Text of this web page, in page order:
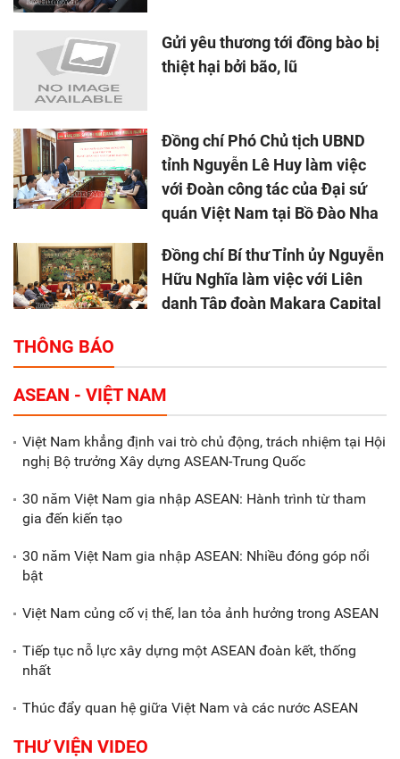
Gửi yêu thương tới đồng bào bị
thiệt hại bởi bão, lũ
Đồng chí Phó Chủ tịch UBND
tỉnh Nguyễn Lê Huy làm việc
với Đoàn công tác của Đại sứ
quán Việt Nam tại Bồ Đào Nha
Đồng chí Bí thư Tỉnh ủy Nguyễn
Hữu Nghĩa làm việc với Liên
danh Tập đoàn Makara Capital
Tổng thu ngân sách nhà nước 9
tháng đầu năm 2025 đạt trên
70.600 tỷ đồng
Xã Nam Đông Hưng: Gặp mặt,
biểu dương các doanh nghiệp,
Gắn sản xuất với phát triển văn
THÔNG BÁO
ASEAN - VIỆT NAM
Việt Nam khẳng định vai trò chủ động, trách nhiệm tại Hội
nghị Bộ trưởng Xây dựng ASEAN-Trung Quốc
30 năm Việt Nam gia nhập ASEAN: Hành trình từ tham
gia đến kiến tạo
30 năm Việt Nam gia nhập ASEAN: Nhiều đóng góp nổi
bật
Việt Nam củng cố vị thế, lan tỏa ảnh hưởng trong ASEAN
Tiếp tục nỗ lực xây dựng một ASEAN đoàn kết, thống
nhất
Thúc đẩy quan hệ giữa Việt Nam và các nước ASEAN
THƯ VIỆN VIDEO